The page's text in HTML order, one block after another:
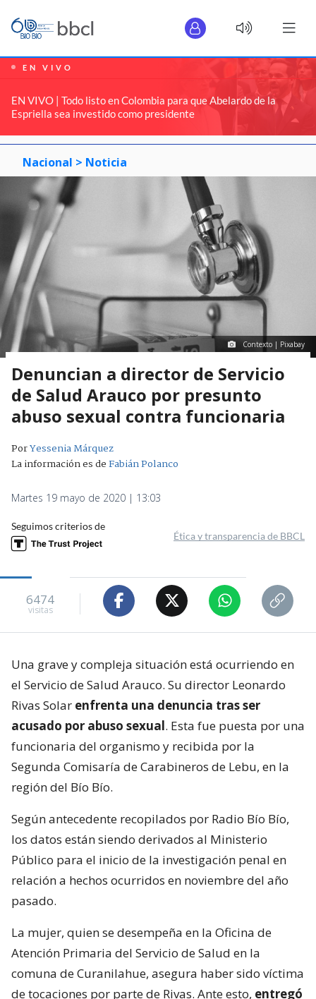
EN VIVO
EN VIVO | Todo listo en Colombia para que Abelardo de la
Espriella sea investido como presidente
Nacional > Noticia
Contexto | Pixabay
Denuncian a director de Servicio
de Salud Arauco por presunto
abuso sexual contra funcionaria
PorYessenia Márquez
La información es deFabián Polanco
Martes 19 mayo de 2020 | 13:03
Seguimos criterios de
Ética y transparencia de BBCL
6474
visitas
Una grave y compleja situación está ocurriendo en
el Servicio de Salud Arauco. Su director Leonardo
Rivas Solar enfrenta una denuncia tras ser
acusado por abuso sexual. Esta fue puesta por una
funcionaria del organismo y recibida por la
Segunda Comisaría de Carabineros de Lebu, en la
región del Bío Bío.
Según antecedente recopilados por Radio Bío Bío,
los datos están siendo derivados al Ministerio
Público para el inicio de la investigación penal en
relación a hechos ocurridos en noviembre del año
pasado.
La mujer, quien se desempeña en la Oficina de
Atención Primaria del Servicio de Salud en la
comuna de Curanilahue, asegura haber sido víctima
de tocaciones por parte de Rivas. Ante esto, entregó